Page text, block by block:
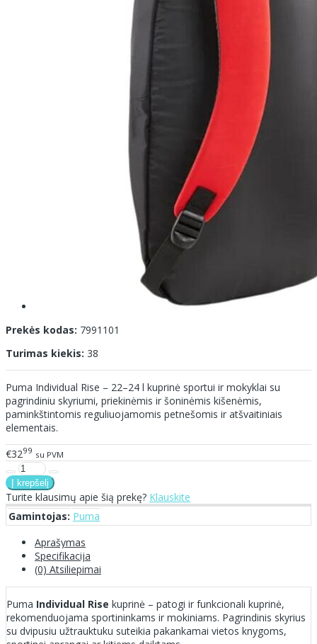
Prekės kodas: 7991101
Turimas kiekis: 38
Puma Individual Rise – 22–24 l kuprinė sportui ir mokyklai su
pagrindiniu skyriumi, priekinėmis ir šoninėmis kišenėmis,
paminkštintomis reguliuojamomis petnešomis ir atšvaitiniais
elementais.
€3299 su PVM
Turite klausimų apie šią prekę? Klauskite
Gamintojas: Puma
Aprašymas
Specifikacija
(0) Atsiliepimai
Puma Individual Rise kuprinė – patogi ir funkcionali kuprinė,
rekomenduojama sportininkams ir mokiniams. Pagrindinis skyrius
su dvipusiu užtrauktuku suteikia pakankamai vietos knygoms,